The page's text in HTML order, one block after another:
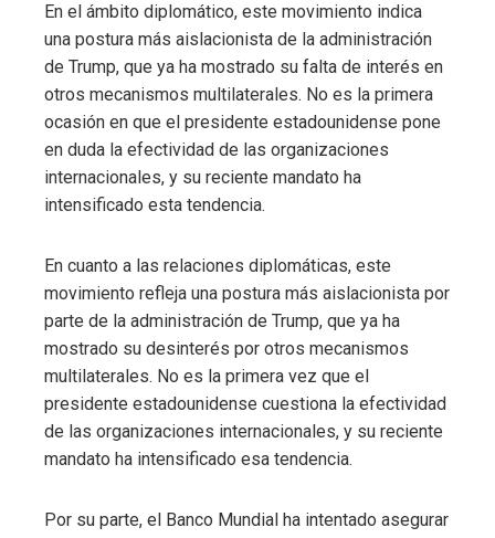
En el ámbito diplomático, este movimiento indica
una postura más aislacionista de la administración
de Trump, que ya ha mostrado su falta de interés en
otros mecanismos multilaterales. No es la primera
ocasión en que el presidente estadounidense pone
en duda la efectividad de las organizaciones
internacionales, y su reciente mandato ha
intensificado esta tendencia.
En cuanto a las relaciones diplomáticas, este
movimiento refleja una postura más aislacionista por
parte de la administración de Trump, que ya ha
mostrado su desinterés por otros mecanismos
multilaterales. No es la primera vez que el
presidente estadounidense cuestiona la efectividad
de las organizaciones internacionales, y su reciente
mandato ha intensificado esa tendencia.
Por su parte, el Banco Mundial ha intentado asegurar